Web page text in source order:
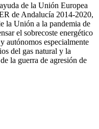
de la Unión Europea
de Andalucía 2014-2020,
la Unión a la pandemia de
el sobrecoste energético
autónomos especialmente
del gas natural y la
la guerra de agresión de